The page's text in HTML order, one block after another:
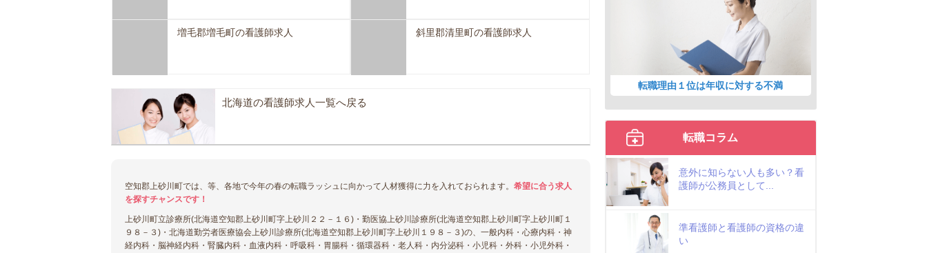
増毛郡増毛町の看護師求人 斜里郡清里町の看護師求人
北海道の看護師求人一覧へ戻る
空知郡上砂川町では、等、各地で今年の春の転職ラッシュに向かって人材獲得に力を入れておられます。 希望に合う求人
を探すチャンスです！
上砂川町立診療所(北海道空知郡上砂川町字上砂川２２－１６)・勤医協上砂川診療所(北海道空知郡上砂川町字上砂川町１
９８－３)・北海道勤労者医療協会上砂川診療所(北海道空知郡上砂川町字上砂川１９８－３)の、一般内科・心療内科・神
経内科・脳神経内科・腎臓内科・血液内科・呼吸科・胃腸科・循環器科・老人科・内分泌科・小児科・外科・小児外科・
転職理由１位は年収に対する不満
転職コラム
意外に知らない人も多い？看
護師が公務員として...
準看護師と看護師の資格の違
い